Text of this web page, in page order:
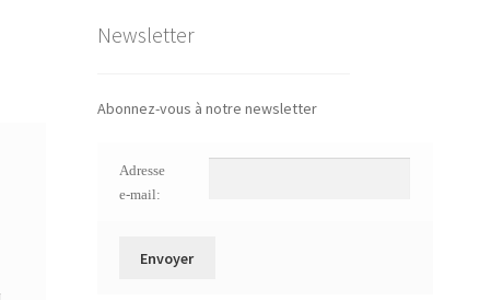
Newsletter
Abonnez-vous à notre newsletter
Adresse
e-mail: